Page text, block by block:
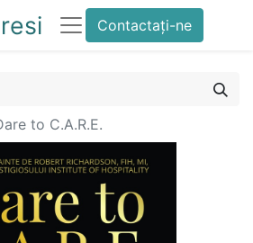
Contactați-ne
to C.A.R.E.